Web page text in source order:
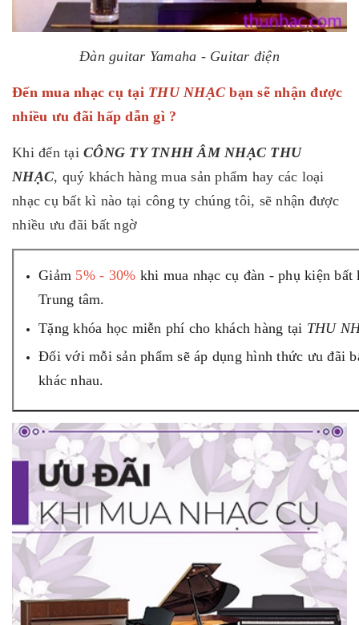
Đàn guitar Yamaha - Guitar điện
Đến mua nhạc cụ tại THU NHẠC bạn sẽ nhận được
nhiều ưu đãi hấp dẫn gì ?
Khi đến tại CÔNG TY TNHH ÂM NHẠC THU
NHẠC, quý khách hàng mua sản phẩm hay các loại
nhạc cụ bất kì nào tại công ty chúng tôi, sẽ nhận được
nhiều ưu đãi bất ngờ
Giảm 5% - 30% khi mua nhạc cụ đàn - phụ kiện bất
Trung tâm.
Tặng khóa học miễn phí cho khách hàng tại THU
Đối với mỗi sản phẩm sẽ áp dụng hình thức ưu đãi
khác nhau.